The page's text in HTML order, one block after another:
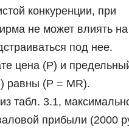
конкуренции, при
не может влиять на
под нее.
цена (Р) и
равны (Р = MR).
табл. 3.1,
прибыли (2000